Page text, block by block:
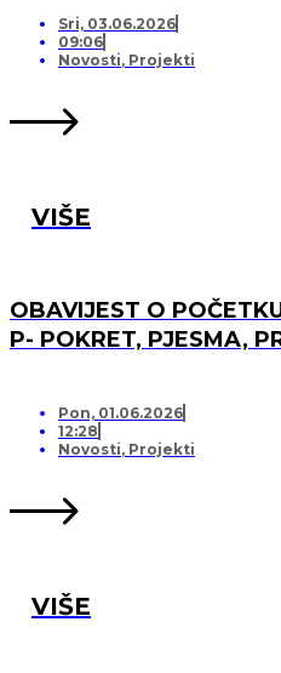
Sri, 03.06.2026
09:06
Novosti, Projekti
VIŠE
OBAVIJEST O
P- POKRET, PJESMA,
Pon, 01.06.2026
12:28
Novosti, Projekti
VIŠE